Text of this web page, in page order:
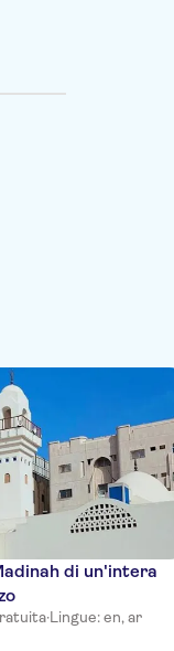
di un'intera
·Lingue: en, ar